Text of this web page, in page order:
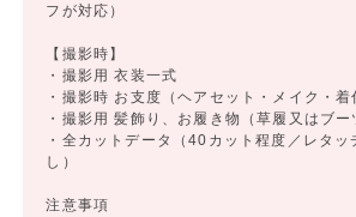
フが対応）
【撮影時】
・撮影用 衣装一式
・撮影時 お支度（ヘアセット・メイク・着
・撮影用 髪飾り、お履き物（草履又はブー
・全カットデータ（40カット程度／レタッ
し）
注意事項